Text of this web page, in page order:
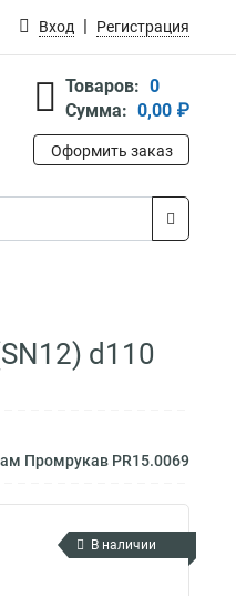
Вход Регистрация
Товаров: 0
Сумма: 0,00 ₽
Оформить заказ
d110
Промрукав PR15.0069
В наличии